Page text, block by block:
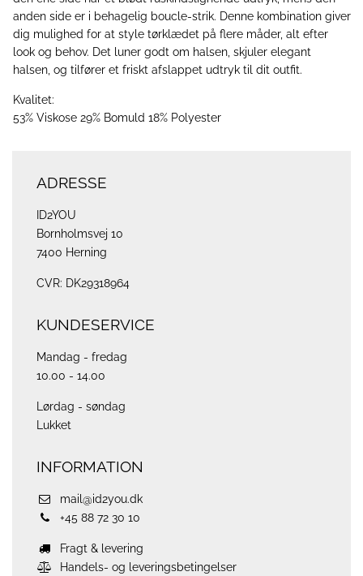
anden side er i behagelig boucle-strik. Denne kombination giver
dig mulighed for at style tørklædet på flere måder, alt efter
look og behov. Det luner godt om halsen, skjuler elegant
halsen, og tilfører et friskt afslappet udtryk til dit outfit.
Kvalitet:
53% Viskose 29% Bomuld 18% Polyester
ADRESSE
ID2YOU
Bornholmsvej 10
7400 Herning
CVR: DK29318964
KUNDESERVICE
Mandag - fredag
10.00 - 14.00
Lørdag - søndag
Lukket
INFORMATION
mail@id2you.dk
+45 88 72 30 10
Fragt & levering
Handels- og leveringsbetingelser